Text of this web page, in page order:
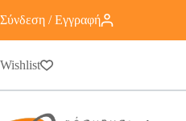
Σύνδεση / Εγγραφή
Wishlist